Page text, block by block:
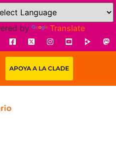
by Translate
APOYA A LA CLADE